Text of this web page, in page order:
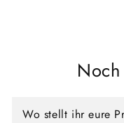
Wo stellt ihr eure